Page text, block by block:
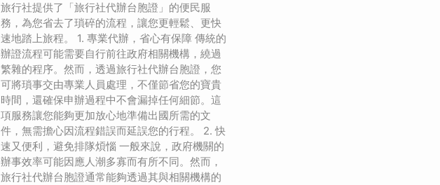
旅行社提供了「旅行社代辦台胞證」的便民服
務，為您省去了瑣碎的流程，讓您更輕鬆、更快
速地踏上旅程。 1. 專業代辦，省心有保障 傳統的
辦證流程可能需要自行前往政府相關機構，繞過
繁雜的程序。然而，透過旅行社代辦台胞證，您
可將瑣事交由專業人員處理，不僅節省您的寶貴
時間，還確保申辦過程中不會漏掉任何細節。這
項服務讓您能夠更加放心地準備出國所需的文
件，無需擔心因流程錯誤而延誤您的行程。 2. 快
速又便利，避免排隊煩惱 一般來說，政府機關的
辦事效率可能因應人潮多寡而有所不同。然而，
旅行社代辦台胞證通常能夠透過其與相關機構的